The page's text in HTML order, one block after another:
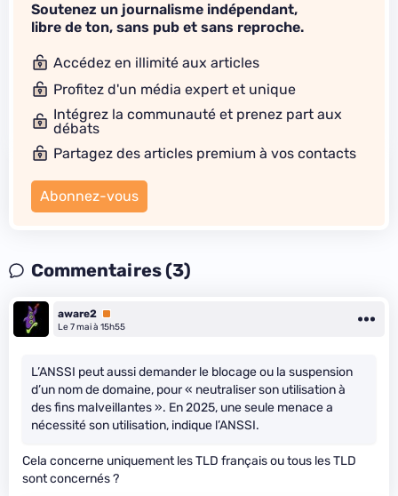
Soutenez un journalisme indépendant,
libre de ton, sans pub et sans reproche.
Accédez en illimité aux articles
Profitez d'un média expert et unique
Intégrez la communauté et prenez part aux
débats
Partagez des articles premium à vos contacts
Abonnez-vous
Commentaires (3)
aware2 Premium
Le 7 mai à 15h55
L’ANSSI peut aussi demander le blocage ou la suspension
d’un nom de domaine, pour « neutraliser son utilisation à
des fins malveillantes ». En 2025, une seule menace a
nécessité son utilisation, indique l’ANSSI.
Cela concerne uniquement les TLD français ou tous les TLD
sont concernés ?